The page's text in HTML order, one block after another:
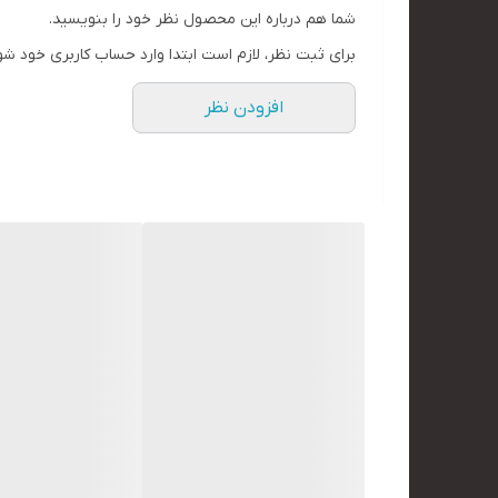
شما هم درباره این محصول نظر خود را بنویسید.
برای ثبت نظر، لازم است ابتدا وارد حساب کاربری خود
افزودن نظر